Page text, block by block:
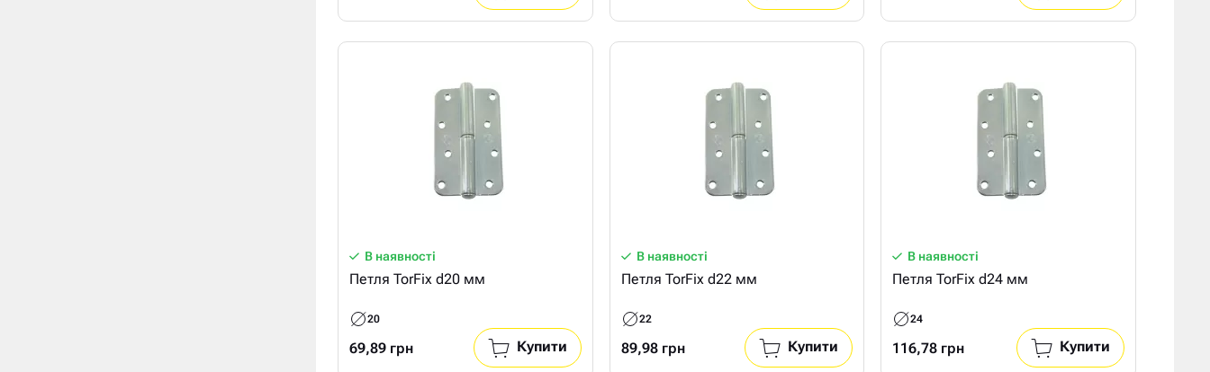
В наявності
Петля TorFix d20 мм
20
69,89 грн Купити
В наявності
Петля TorFix d22 мм
22
89,98 грн Купити
В наявності
Петля TorFix d24 мм
24
116,78 грн Купити